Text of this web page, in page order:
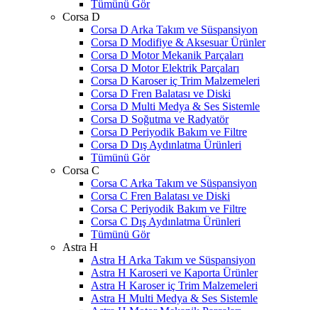
Tümünü Gör
Corsa D
Corsa D Arka Takım ve Süspansiyon
Corsa D Modifiye & Aksesuar Ürünler
Corsa D Motor Mekanik Parçaları
Corsa D Motor Elektrik Parçaları
Corsa D Karoser iç Trim Malzemeleri
Corsa D Fren Balatası ve Diski
Corsa D Multi Medya & Ses Sistemle
Corsa D Soğutma ve Radyatör
Corsa D Periyodik Bakım ve Filtre
Corsa D Dış Aydınlatma Ürünleri
Tümünü Gör
Corsa C
Corsa C Arka Takım ve Süspansiyon
Corsa C Fren Balatası ve Diski
Corsa C Periyodik Bakım ve Filtre
Corsa C Dış Aydınlatma Ürünleri
Tümünü Gör
Astra H
Astra H Arka Takım ve Süspansiyon
Astra H Karoseri ve Kaporta Ürünler
Astra H Karoser iç Trim Malzemeleri
Astra H Multi Medya & Ses Sistemle